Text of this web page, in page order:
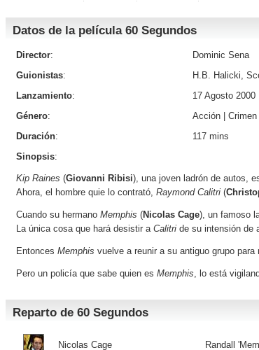
Datos de la película 60 Segundos
Director:
Dominic Sena
Guionistas:
H.B. Halicki,
Lanzamiento:
17 Agosto 2000
Género: Acción Crimen
Duración:
117 mins
Sinopsis:
Kip Raines (Giovanni Ribisi), una joven ladrón de autos,
Ahora, el hombre quie lo contrató, Raymond Calitri (
Cuando su hermano Memphis (Nicolas Cage), un famoso
La única cosa que hará desistir a Calitri de su intensión de
Entonces Memphis vuelve a reunir a su antiguo grupo
Pero un policía que sabe quien es Memphis, lo está
Reparto de 60 Segundos
Nicolas Cage Randall